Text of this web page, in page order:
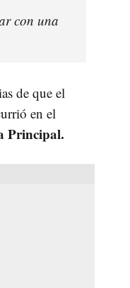
con una
de que el
en el
Principal.